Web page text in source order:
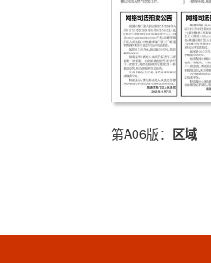
第A06版： 区域